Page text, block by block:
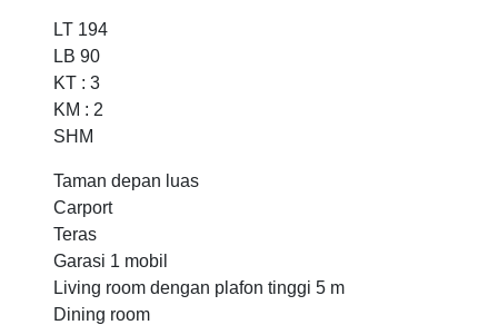
LT 194
LB 90
KT : 3
KM : 2
SHM
Taman depan luas
Carport
Teras
Garasi 1 mobil
Living room dengan plafon tinggi 5 m
Dining room